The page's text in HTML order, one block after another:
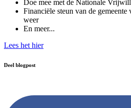
Doe mee met de Nationale
Financiële steun van de
weer
En meer...
Lees het hier
Deel blogpost